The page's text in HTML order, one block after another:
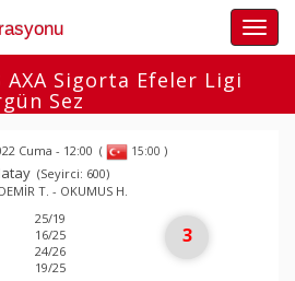
AXA Sigorta Efeler Ligi
Sez
Cuma - 12:00 ( 15:00 )
(Seyirci: 600)
T. - OKUMUS H.
25/19
16/25
24/26
19/25
3